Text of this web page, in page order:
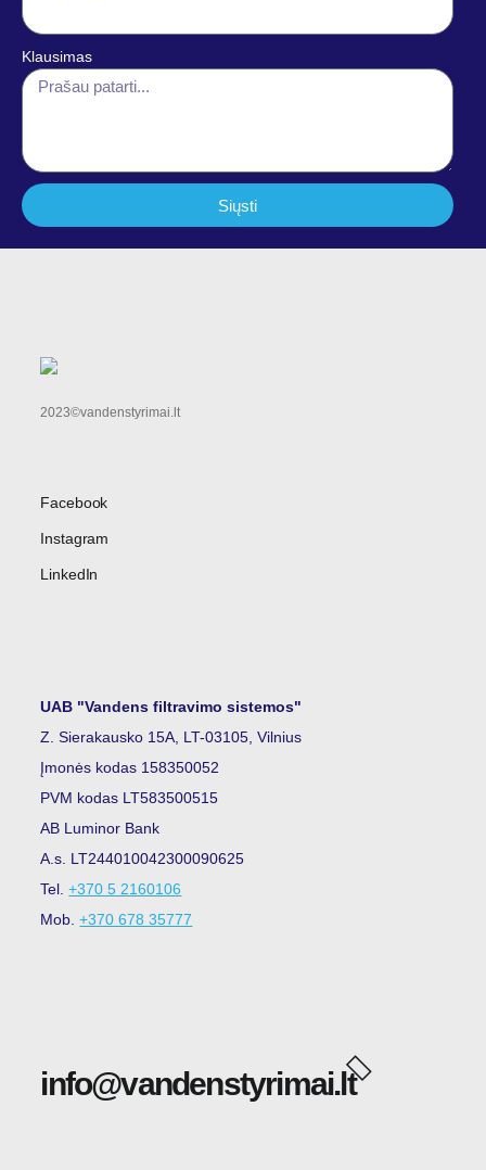
Klausimas
Siųsti
2023©vandenstyrimai.lt
Facebook
Instagram
LinkedIn
UAB "Vandens filtravimo sistemos"
Z. Sierakausko 15A, LT-03105, Vilnius
Įmonės kodas 158350052
PVM kodas LT583500515
AB Luminor Bank
A.s. LT244010042300090625
Tel.+370 5 2160106
Mob.+370 678 35777
info@vandenstyrimai.lt